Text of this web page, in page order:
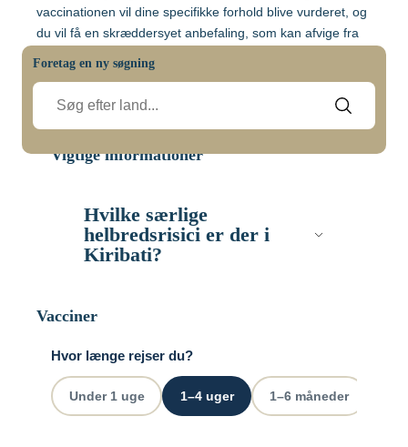
Gravide og børn
Vaccination af gravide
Mere viden om
Lommebogen – Din korte rejseguide
Hvilke vacciner er anbefalet?
Mozambique
Sri Lanka
Sydafrika
vaccinationen vil dine specifikke forhold blive vurderet, og
du vil få en skræddersyet anbefaling, som kan afvige fra
Vigtige informationer
Hvilke særlige
helbredsrisici er der i
Kiribati?
lokalbefolkningen – tuberkulose
Længerevarende tæt kontakt med
lokalbefolkningen medfører en øget risiko
for smitte med tuberkulose. Særligt børn
og unge kan have gavn af at blive
Foretag en ny søgning
Vacciner
Hvor længe rejser du?
Under 1 uge 1–4 uger 1–6 måneder